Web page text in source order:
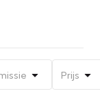
Prijs